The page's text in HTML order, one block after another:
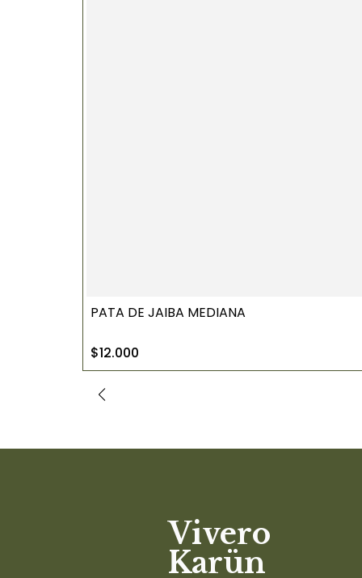
PATA DE JAIBA MEDIANA
$12.000
Vivero
Karün